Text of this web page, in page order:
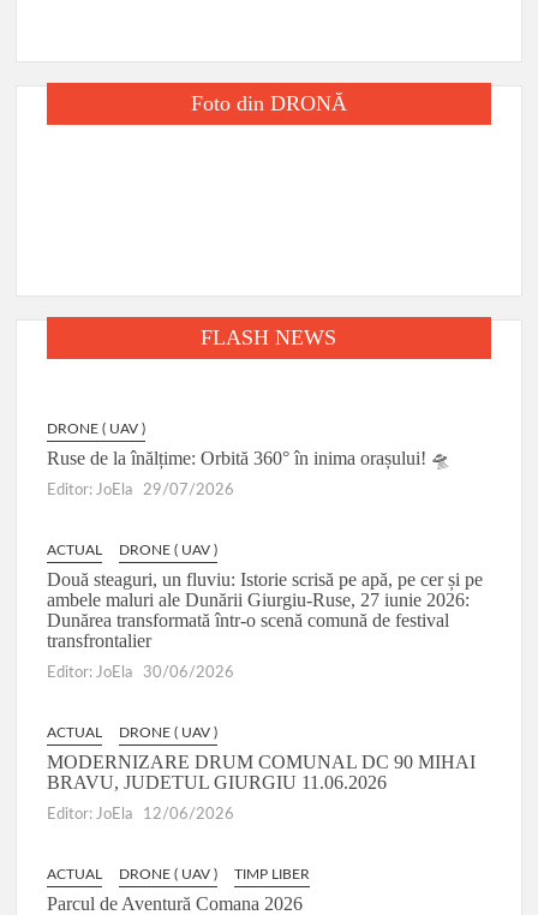
Foto din DRONĂ
FLASH NEWS
DRONE ( UAV )
Ruse de la înălțime: Orbită 360° în inima orașului! 🛸
Editor: JoEla 29/07/2026
ACTUAL DRONE ( UAV )
Două steaguri, un fluviu: Istorie scrisă pe apă, pe cer și pe
ambele maluri ale Dunării Giurgiu-Ruse, 27 iunie 2026:
Dunărea transformată într-o scenă comună de festival
transfrontalier
Editor: JoEla 30/06/2026
ACTUAL DRONE ( UAV )
MODERNIZARE DRUM COMUNAL DC 90 MIHAI
BRAVU, JUDETUL GIURGIU 11.06.2026
Editor: JoEla 12/06/2026
ACTUAL DRONE ( UAV ) TIMP LIBER
Parcul de Aventură Comana 2026